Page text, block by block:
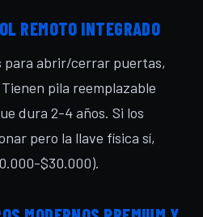
REMOTO INTEGRADO
para abrir/cerrar puertas,
pila reemplazable
dura 2-4 años. Si los
pero la llave física sí,
$30.000).